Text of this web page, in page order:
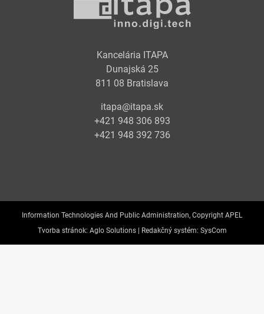
Kancelária ITAPA
Dunajská 25
811 08 Bratislava
itapa@itapa.sk
+421 948 306 893
+421 948 392 736
Information Technologies And Public Administration, Copyright APEL
Tvorba stránok: Aglo Solutions | Redakčný systém: SysCom